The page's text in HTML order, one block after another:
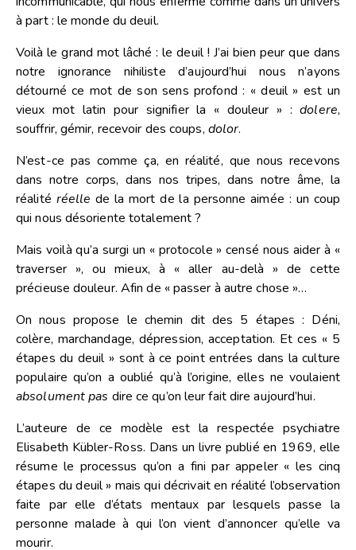
à part : le monde du deuil.
Voilà le grand mot lâché : le deuil ! J’ai bien peur que dans
notre ignorance nihiliste d’aujourd’hui nous n’ayons
détourné ce mot de son sens profond : « deuil » est un
vieux mot latin pour signifier la « douleur » :dolere,
souffrir, gémir, recevoir des coups, dolor.
N’est-ce pas comme ça, en réalité, que nous recevons
dans notre corps, dans nos tripes, dans notre âme, la
réalité réelle de la mort de la personne aimée : un coup
qui nous désoriente totalement ?
Mais voilà qu’a surgi un « protocole » censé nous aider à «
traverser », ou mieux, à « aller au-delà » de cette
précieuse douleur. Afin de « passer à autre chose »…
On nous propose le chemin dit des 5 étapes : Déni,
colère, marchandage, dépression, acceptation. Et ces « 5
étapes du deuil » sont à ce point entrées dans la culture
populaire qu’on a oublié qu’à l’origine, elles ne voulaient
absolument pas dire ce qu’on leur fait dire aujourd’hui.
L’auteure de ce modèle est la respectée psychiatre
Elisabeth Kübler-Ross. Dans un livre publié en 1969, elle
résume le processus qu’on a fini par appeler « les cinq
étapes du deuil » mais qui décrivait en réalité l’observation
faite par elle d’états mentaux par lesquels passe la
personne malade à qui l’on vient d’annoncer qu’elle va
mourir.